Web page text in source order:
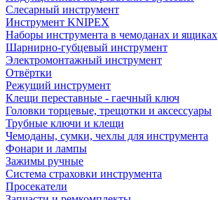
Слесарный инструмент
Инструмент KNIPEX
Наборы инструмента в чемоданах и ящиках
Шарнирно-губцевый инструмент
Электромонтажный инструмент
Отвёртки
Режущий инструмент
Клещи переставные - гаечный ключ
Головки торцевые, трещотки и аксессуары
Трубные ключи и клещи
Чемоданы, сумки, чехлы для инструмента
Фонари и лампы
Зажимы ручные
Система страховки инструмента
Просекатели